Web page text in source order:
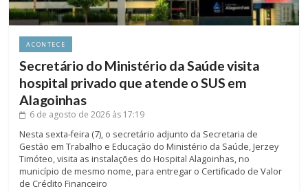
ACONTECE
Secretário do Ministério da Saúde visita
hospital privado que atende o SUS em
Alagoinhas
6 de agosto de 2026 às 17:19
Nesta sexta-feira (7), o secretário adjunto da Secretaria de
Gestão em Trabalho e Educação do Ministério da Saúde, Jerzey
Timóteo, visita as instalações do Hospital Alagoinhas, no
município de mesmo nome, para entregar o Certificado de Valor
de Crédito Financeiro